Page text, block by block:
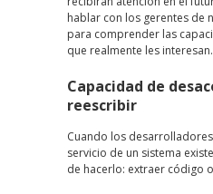
hablar con los gerentes de
para comprender las
que realmente les interesan.
Capacidad de
reescribir
Cuando los
servicio de un sistema
de hacerlo: extraer código